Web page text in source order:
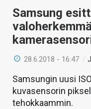
Samsung
28.6.2018 - 16:47 /
Samsungin uusi
kuvasensorin
tehokkaammin.